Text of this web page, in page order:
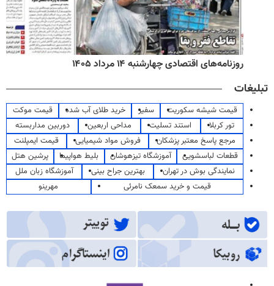
روزنامه‌های اقتصادی چهارشنبه ۱۴ مرداد ۱۴۰۵
تبلیغات
قیمت شیشه سکوریت سفیر خرید طلای آب شده
قیمت موکت
تور کربلا
استند تسلیت مداحی اربعین
دوربین مداربسته
مرجع پاسخ معتبر پزشکان
فروش مواد شیمیایی
قیمت ایمپلنت
قطعات لباسشویی
آموزشگاه تیزهوشان بلیط هواپیما
پرشین هتل
نمایندگی بوش در تهران
بهترین جراح بینی
آموزشگاه زبان ملل
قیمت و خرید سمعک نامرئی
مهرینو